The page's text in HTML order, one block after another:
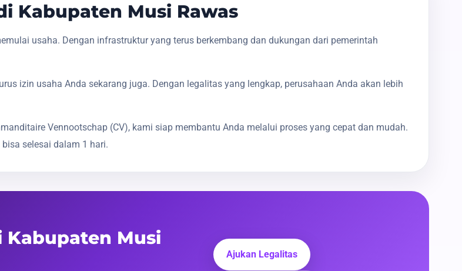
Kabupaten Musi Rawas
usaha. Dengan infrastruktur yang terus berkembang dan dukungan dari pemerintah
izin usaha Anda sekarang juga. Dengan legalitas yang lengkap, perusahaan Anda akan lebih
Vennootschap (CV), kami siap membantu Anda melalui proses yang cepat dan mudah.
selesai dalam 1 hari.
Kabupaten Musi
Ajukan Legalitas